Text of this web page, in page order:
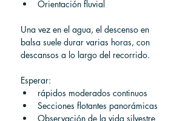
Orientación fluvial
Una vez en el agua, el descenso en
balsa suele durar varias horas, con
descansos a lo largo del recorrido.
Esperar:
rápidos moderados continuos
Secciones flotantes panorámicas
Observación de la vida silvestre